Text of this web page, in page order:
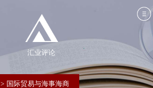
汇业评论
> 国际贸易与海事海商